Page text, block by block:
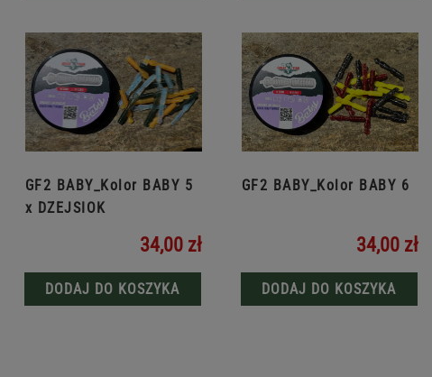
GF2 BABY_Kolor BABY 5
x DZEJSIOK
34,00 zł
DODAJ DO KOSZYKA
GF2 BABY_Kolor BABY 6
34,00 zł
DODAJ DO KOSZYKA